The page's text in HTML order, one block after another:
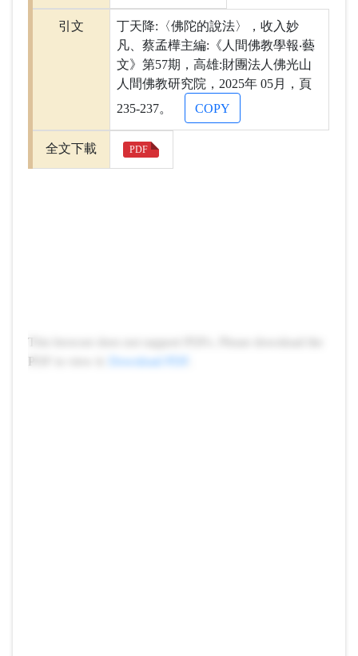
引文
丁天降:〈佛陀的說法〉，收入妙
凡、蔡孟樺主編:《人間佛教學報‧藝
文》第57期，高雄:財團法人佛光山
人間佛教研究院，2025年 05月，頁
235-237。
COPY
全文下載 PDF
This browser does not support PDFs. Please download the
PDF to view it:
Download PDF